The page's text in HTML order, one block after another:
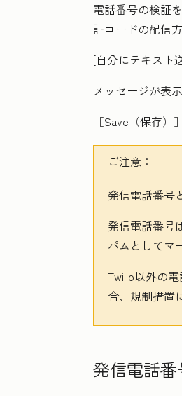
電話番号の検証
証コードの配信
[自分にテキスト
メッセージが表
［Save（保存）］
ご注意：
発信電話番号
発信電話番号
パムとしてマ
Twilio以外の
合、規制措置
発信電話